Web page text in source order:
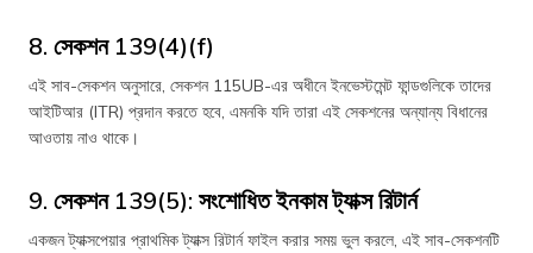
8. সেকশন 139(4)(f)
এই সাব-সেকশন অনুসারে, সেকশন 115UB-এর অধীনে ইনভেস্টমেন্ট ফান্ডগুলিকে তাদের
আইটিআর (ITR) প্রদান করতে হবে, এমনকি যদি তারা এই সেকশনের অন্যান্য বিধানের
আওতায় নাও থাকে।
9. সেকশন 139(5): সংশোধিত ইনকাম ট্যাক্স রিটার্ন
একজন ট্যাক্সপেয়ার প্রাথমিক ট্যাক্স রিটার্ন ফাইল করার সময় ভুল করলে, এই সাব-সেকশনটি